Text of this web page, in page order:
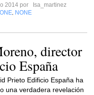
2014 por
Isa_martinez
NONE
director
España
Prieto Edificio España ha
una verdadera revelación